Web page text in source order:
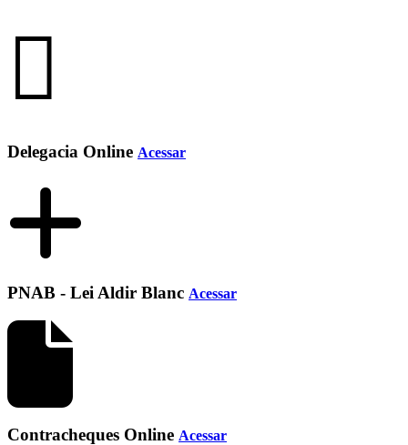
Delegacia Online Acessar
PNAB - Lei Aldir Blanc Acessar
Contracheques Online Acessar